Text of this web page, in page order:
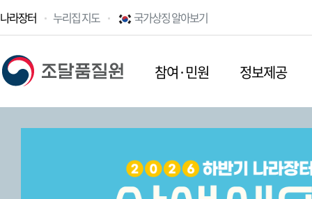
나라장터 누리집 지도 국가상징 알아보기
참여·민원 정보제공